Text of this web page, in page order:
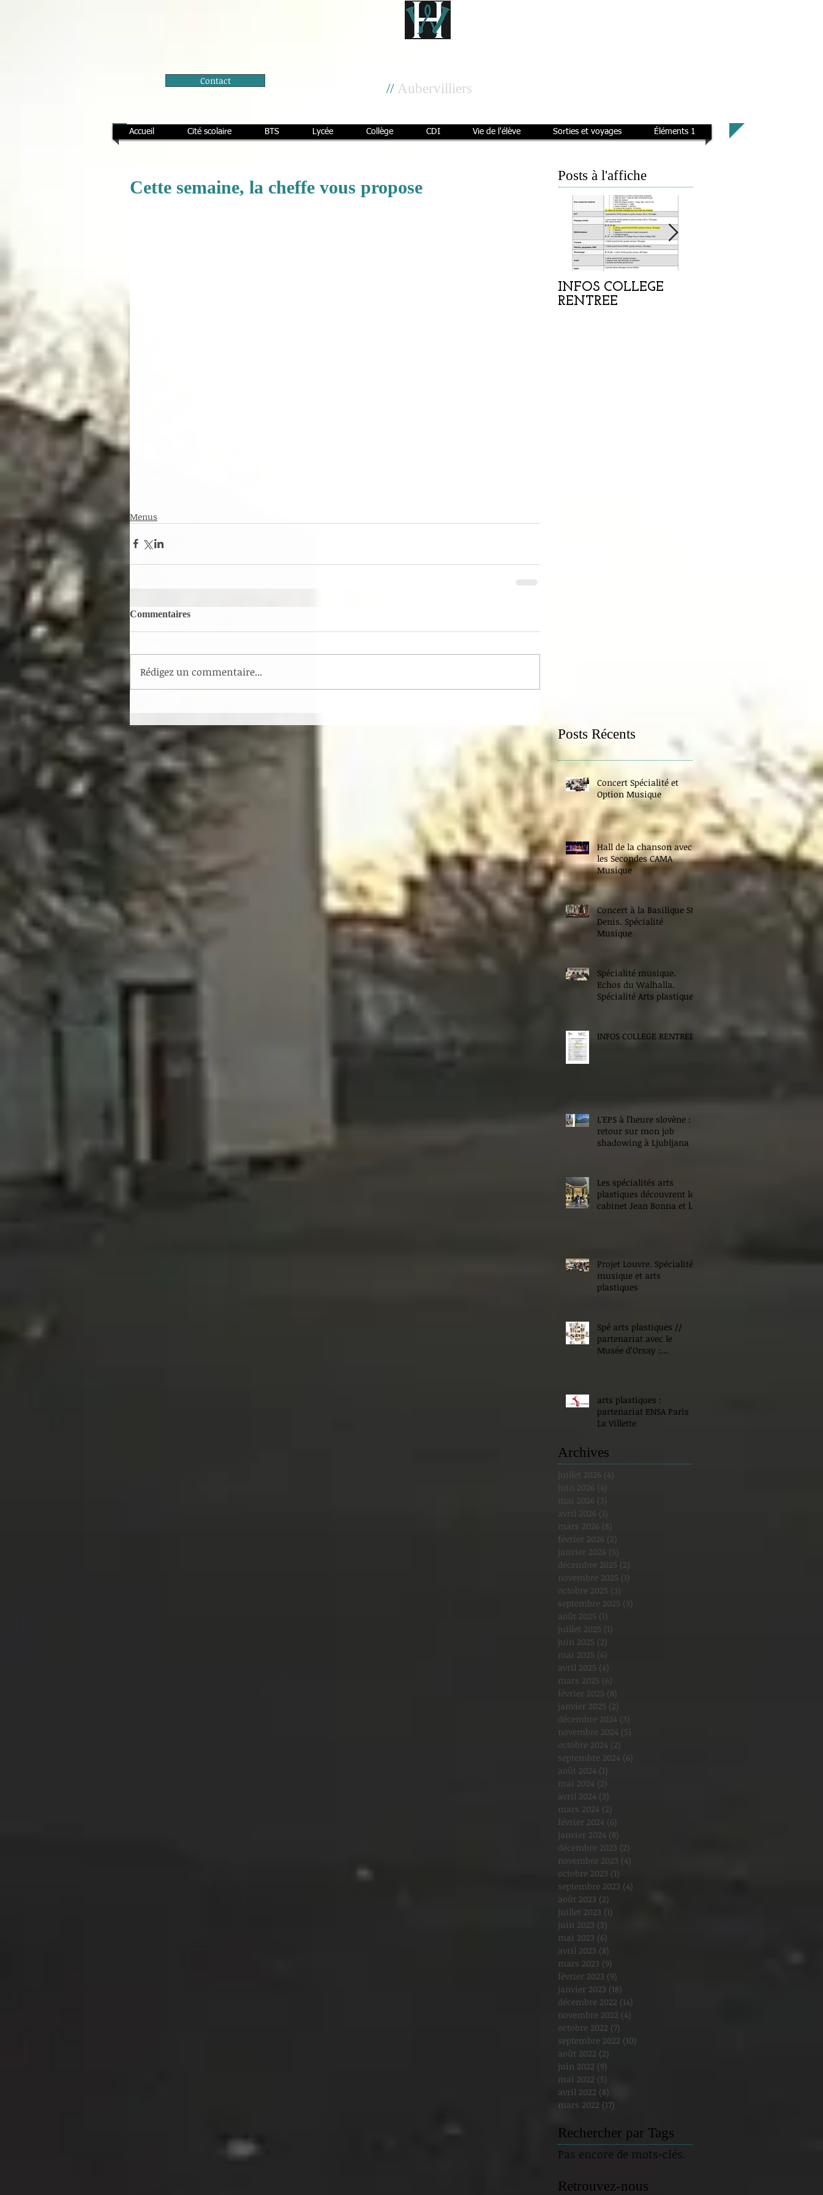
Contact
Cité scolaire
//Aubervilliers
Accueil Cité scolaire BTS Lycée Collège CDI Vie de l'élève Sorties et voyages Éléments 1
Cette semaine, la cheffe vous propose
Menus
Commentaires
Rédigez un commentaire...
Posts à l'affiche
INFOS COLLEGE
RENTREE
Posts Récents
Concert Spécialité et
Option Musique
Hall de la chanson avec
les Secondes CAMA
Musique
Concert à la Basilique St
Denis. Spécialité
Musique
Spécialité musique.
Echos du Walhalla.
Spécialité Arts plastiques.
INFOS COLLEGE RENTREE
L'EPS à l'heure slovène :
retour sur mon job
shadowing à Ljubljana
Les spécialités arts
plastiques découvrent le
cabinet Jean Bonna et les
Projet Louvre. Spécialité
musique et arts
plastiques
Spé arts plastiques //
partenariat avec le
Musée d’Orsay :
arts plastiques :
partenariat ENSA Paris
La Villette
Archives
juillet 2026 (4)
juin 2026 (4)
mai 2026 (3)
avril 2026 (1)
mars 2026 (8)
février 2026 (2)
janvier 2026 (5)
décembre 2025 (2)
novembre 2025 (1)
octobre 2025 (3)
septembre 2025 (3)
août 2025 (1)
juillet 2025 (1)
juin 2025 (2)
mai 2025 (6)
avril 2025 (4)
mars 2025 (6)
février 2025 (8)
janvier 2025 (2)
décembre 2024 (3)
novembre 2024 (5)
octobre 2024 (2)
septembre 2024 (6)
août 2024 (1)
mai 2024 (2)
avril 2024 (3)
mars 2024 (2)
février 2024 (6)
janvier 2024 (8)
décembre 2023 (2)
novembre 2023 (4)
octobre 2023 (1)
septembre 2023 (4)
août 2023 (2)
juillet 2023 (1)
juin 2023 (3)
mai 2023 (6)
avril 2023 (8)
mars 2023 (9)
février 2023 (9)
janvier 2023 (18)
décembre 2022 (14)
novembre 2022 (4)
octobre 2022 (7)
septembre 2022 (10)
août 2022 (2)
juin 2022 (9)
mai 2022 (5)
avril 2022 (8)
mars 2022 (17)
Rechercher par Tags
Pas encore de mots-clés.
Retrouvez-nous